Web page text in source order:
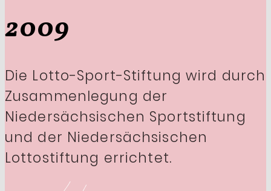
2009
Die Lotto-Sport-Stiftung wird durch
Zusammenlegung der
Niedersächsischen Sportstiftung
und der Niedersächsischen
Lottostiftung errichtet.